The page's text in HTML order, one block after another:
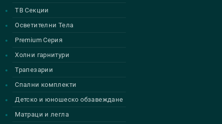
ТВ Секции
Осветителни Тела
Premium Серия
Холни гарнитури
Трапезарии
Спални комплекти
Детско и юношеско обзавеждане
Матраци и легла